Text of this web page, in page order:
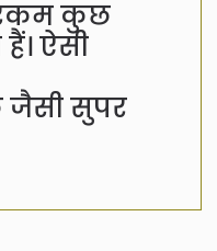
रकम कुछ
ऐसी
जैसी सुपर